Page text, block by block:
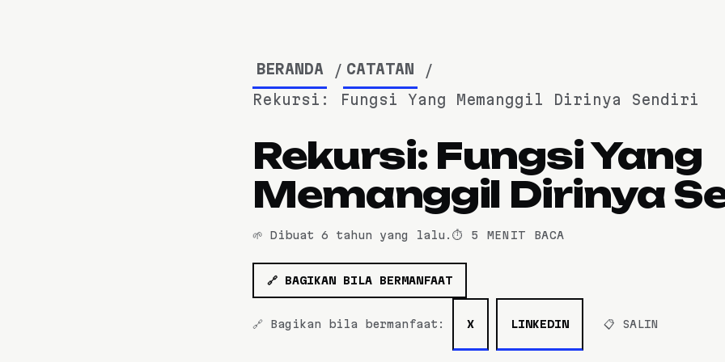
BERANDA
CATATAN
Rekursi: Fungsi Yang Memanggil Dirinya Sendiri
Rekursi: Fungsi Yang
Memanggil Dirinya
🌱 Dibuat 6 tahun yang lalu . ⏱️ 5 MENIT BACA
🔗 BAGIKAN BILA BERMANFAAT
🔗 Bagikan bila bermanfaat: X LINKEDIN 📋 SALIN